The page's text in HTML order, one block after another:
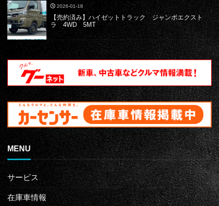
2026-01-18
【売約済み】ハイゼットトラック ジャンボエクスト
ラ 4WD 5MT
MENU
サービス
在庫車情報